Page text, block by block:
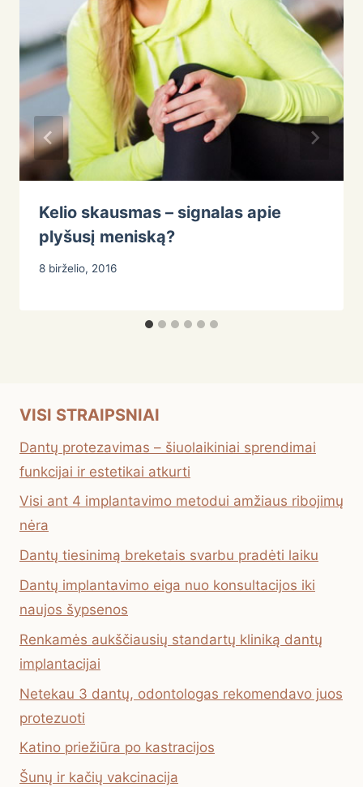
Kelio skausmas – signalas apie
plyšusį meniską?
8 birželio, 2016
VISI STRAIPSNIAI
Dantų protezavimas – šiuolaikiniai sprendimai
funkcijai ir estetikai atkurti
Visi ant 4 implantavimo metodui amžiaus ribojimų
nėra
Dantų tiesinimą breketais svarbu pradėti laiku
Dantų implantavimo eiga nuo konsultacijos iki
naujos šypsenos
Renkamės aukščiausių standartų kliniką dantų
implantacijai
Netekau 3 dantų, odontologas rekomendavo juos
protezuoti
Katino priežiūra po kastracijos
Šunų ir kačių vakcinacija